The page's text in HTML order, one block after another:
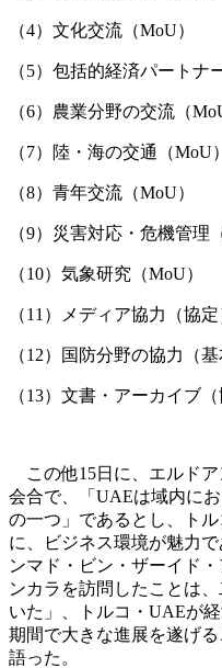
（4）文化交流（MoU）
（5）包括的経済パートナ
（6）農業分野の交流（
（7）陸・海の交通（MoU）
（8）青年交流（MoU）
（9）災害対応・危機管理
（10）気象研究（MoU）
（11）メディア協力（協定
（12）国防分野の協力（基
（13）文書・アーカイブ（
この他15日に、エルド
会合で、「UAEは域内に
の一つ」であるとし、ト
に、ビジネス環境が魅力
ンマド・ビン・ザーイド
ンカラを訪問したことは
いた」、トルコ・UAEが
期間で大きな進展を遂げ
語った。